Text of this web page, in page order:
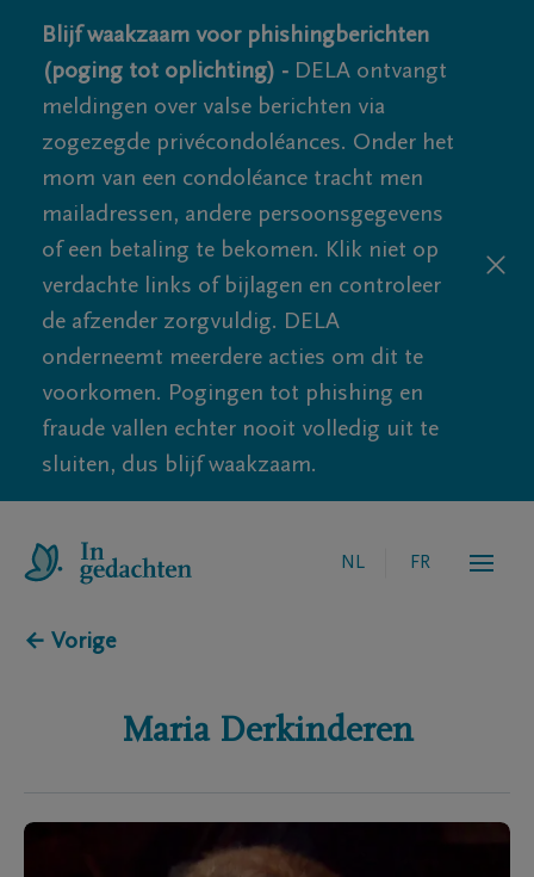
Blijf waakzaam voor phishingberichten
(poging tot oplichting) - DELA ontvangt
meldingen over valse berichten via
zogezegde privécondoléances. Onder het
mom van een condoléance tracht men
mailadressen, andere persoonsgegevens
of een betaling te bekomen. Klik niet op
verdachte links of bijlagen en controleer
de afzender zorgvuldig. DELA
onderneemt meerdere acties om dit te
voorkomen. Pogingen tot phishing en
fraude vallen echter nooit volledig uit te
sluiten, dus blijf waakzaam.
NL FR
← Vorige
Maria Derkinderen